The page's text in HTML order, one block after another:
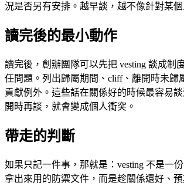
況是否另有安排。越早談，越不像針對某個
讀完後的最小動作
讀完後，創辦團隊可以先把 vesting 談成制
任問題。列出歸屬期間、cliff、離開時未歸
貢獻例外。這些話在關係好的時候最容易
開時再談，就會變成個人衝突。
帶走的判斷
如果只記一件事，那就是：vesting 不是一
拿出來用的防禦文件，而是趁關係還好、